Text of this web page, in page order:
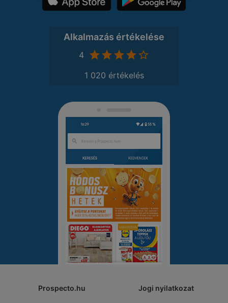
Alkalmazás értékelése
4
1 020 értékelés
Prospecto.hu Jogi nyilatkozat